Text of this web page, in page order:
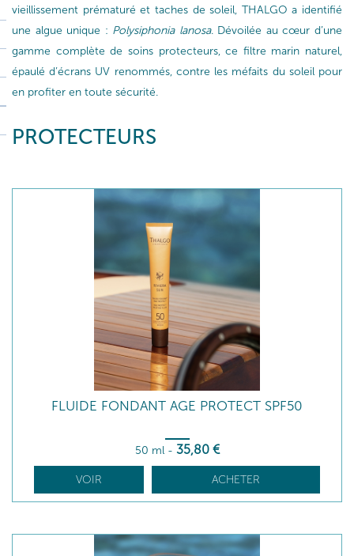
vieillissement prématuré et taches de soleil, THALGO a identifié
une algue unique : Polysiphonia lanosa. Dévoilée au cœur d’une
gamme complète de soins protecteurs, ce filtre marin naturel,
épaulé d’écrans UV renommés, contre les méfaits du soleil pour
en profiter en toute sécurité.
PROTECTEURS
FLUIDE FONDANT AGE PROTECT SPF50
50 ml - 35,80 €
VOIR ACHETER